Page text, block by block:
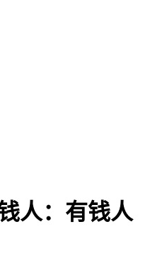
人：有钱人